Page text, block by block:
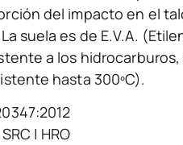
del impacto en el
suela es de E.V.A.
a los hidrocarburos,
hasta 300ºC).
| HRO